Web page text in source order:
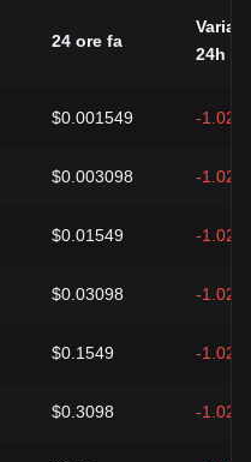
24 ore fa
24h
$0.001549 -1.02%
$0.003098 -1.02%
$0.01549 -1.02%
$0.03098 -1.02%
$0.1549 -1.02%
$0.3098 -1.02%